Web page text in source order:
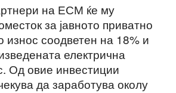
на ЕСМ ќе му
за јавното приватно
износ соодветен на 18% и
електрична
Од овие инвестиции
да заработува околу